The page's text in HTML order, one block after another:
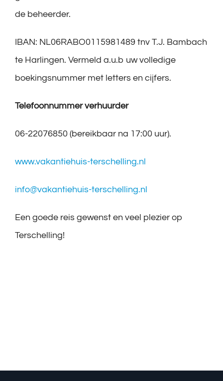
de beheerder.
IBAN: NL06RABO0115981489 tnv T.J. Bambach
te Harlingen. Vermeld a.u.b uw volledige
boekingsnummer met letters en cijfers.
Telefoonnummer verhuurder
06-22076850 (bereikbaar na 17:00 uur).
www.vakantiehuis-terschelling.nl
info@vakantiehuis-terschelling.nl
Een goede reis gewenst en veel plezier op
Terschelling!